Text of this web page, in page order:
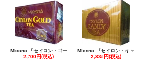
Mlesna 『セイロン・ゴー
2,700円(税込)
Mlesna 『セイロン・キャ
2,835円(税込)